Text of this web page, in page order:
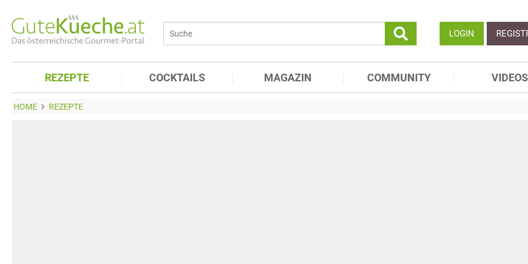
LOGIN
REZEPTE COCKTAILS MAGAZIN COMMUNITY VIDEOS
HOME REZEPTE